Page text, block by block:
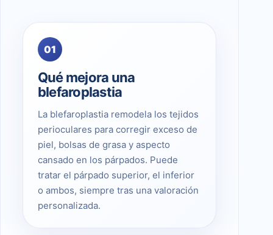
01
Qué mejora una
blefaroplastia
La blefaroplastia remodela los tejidos
perioculares para corregir exceso de
piel, bolsas de grasa y aspecto
cansado en los párpados. Puede
tratar el párpado superior, el inferior
o ambos, siempre tras una valoración
personalizada.